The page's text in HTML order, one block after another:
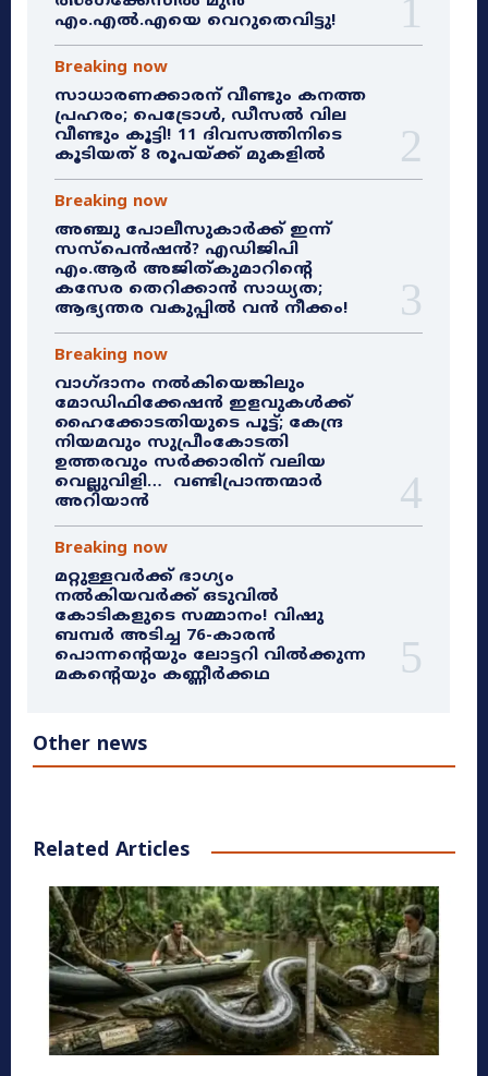
എം.എൽ.എയെ വെറുതെവിട്ടു!
Breaking now
സാധാരണക്കാരന് വീണ്ടും കനത്ത
പ്രഹരം; പെട്രോൾ, ഡീസൽ വില
വീണ്ടും കൂട്ടി! 11 ദിവസത്തിനിടെ
കൂടിയത് 8 രൂപയ്ക്ക് മുകളിൽ
Breaking now
അഞ്ചു പോലീസുകാർക്ക് ഇന്ന്
സസ്‌പെൻഷൻ? എഡിജിപി
എം.ആർ അജിത്കുമാറിൻ്റെ
കസേര തെറിക്കാൻ സാധ്യത;
ആഭ്യന്തര വകുപ്പിൽ വൻ നീക്കം!
Breaking now
വാഗ്ദാനം നൽകിയെങ്കിലും
മോഡിഫിക്കേഷൻ ഇളവുകൾക്ക്
ഹൈക്കോടതിയുടെ പൂട്ട്; കേന്ദ്ര
നിയമവും സുപ്രീംകോടതി
ഉത്തരവും സർക്കാരിന് വലിയ
വെല്ലുവിളി… വണ്ടിപ്രാന്തന്മാർ
അറിയാൻ
Breaking now
മറ്റുള്ളവർക്ക് ഭാഗ്യം
നൽകിയവർക്ക് ഒടുവിൽ
കോടികളുടെ സമ്മാനം! വിഷു
ബമ്പർ അടിച്ച 76-കാരൻ
പൊന്നന്റെയും ലോട്ടറി വിൽക്കുന്ന
മകന്റെയും കണ്ണീർക്കഥ
Other news
Related Articles